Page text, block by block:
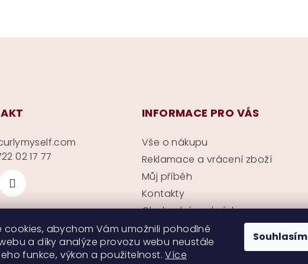
cookies, abychom Vám umožnili pohodlné
a díky analýze provozu webu neustále
funkce, výkon a použitelnost.Více
Souhlasím
02 17 77
INFORMACE PRO VÁS
Vše o nákupu
Reklamace a vrácení zboží
Můj příběh
Kontakty
Obchodní podmínky
Ochrana soukromí